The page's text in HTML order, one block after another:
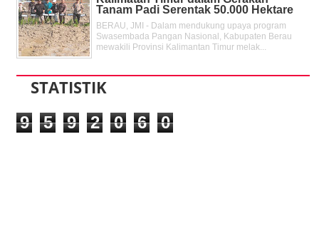
Tanam Padi Serentak 50.000 Hektare
BERAU, JMI - Dalam mendukung upaya program
Swasembada Pangan Nasional, Kabupaten Berau
mewakili Provinsi Kalimantan Timur melak...
STATISTIK
9 5 9 2 0 6 0